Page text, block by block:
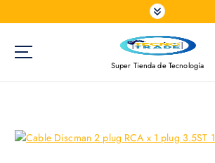
a
Super Tienda de Tecnología